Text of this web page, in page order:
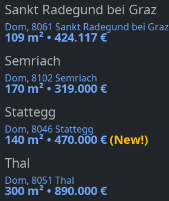
Sankt Radegund bei Graz
Dom, 8061 Sankt Radegund bei Graz
109 m² • 424.117 €
Semriach
Dom, 8102 Semriach
170 m² • 319.000 €
Stattegg
Dom, 8046 Stattegg
140 m² • 470.000 €(New!)
Thal
Dom, 8051 Thal
300 m² • 890.000 €